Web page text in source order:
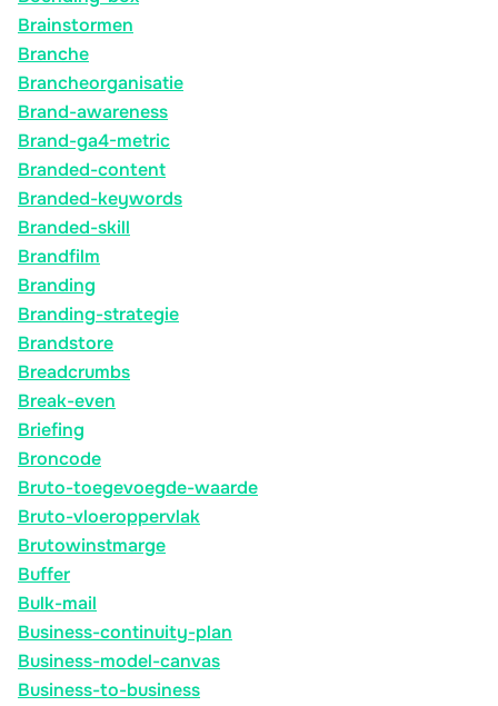
Brainstormen
Branche
Brancheorganisatie
Brand-awareness
Brand-ga4-metric
Branded-content
Branded-keywords
Branded-skill
Brandfilm
Branding
Branding-strategie
Brandstore
Breadcrumbs
Break-even
Briefing
Broncode
Bruto-toegevoegde-waarde
Bruto-vloeroppervlak
Brutowinstmarge
Buffer
Bulk-mail
Business-continuity-plan
Business-model-canvas
Business-to-business